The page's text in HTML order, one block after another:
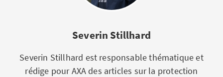
Severin Stillhard
Severin Stillhard est responsable thématique et
rédige pour AXA des articles sur la protection